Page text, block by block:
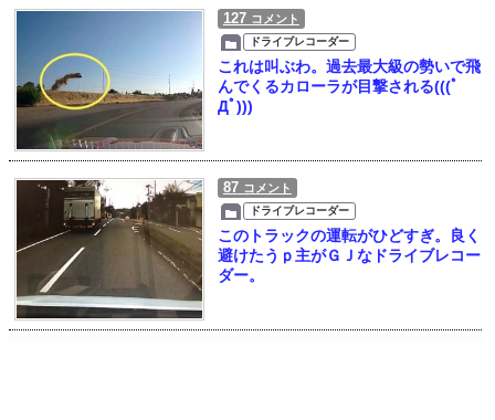
127 コメント
ドライブレコーダー
これは叫ぶわ。過去最大級の勢いで飛
んでくるカローラが目撃される(((ﾟ
Дﾟ)))
87 コメント
ドライブレコーダー
このトラックの運転がひどすぎ。良く
避けたうｐ主がＧＪなドライブレコー
ダー。